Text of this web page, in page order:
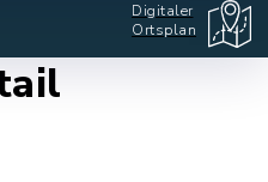
Digitaler
Ortsplan